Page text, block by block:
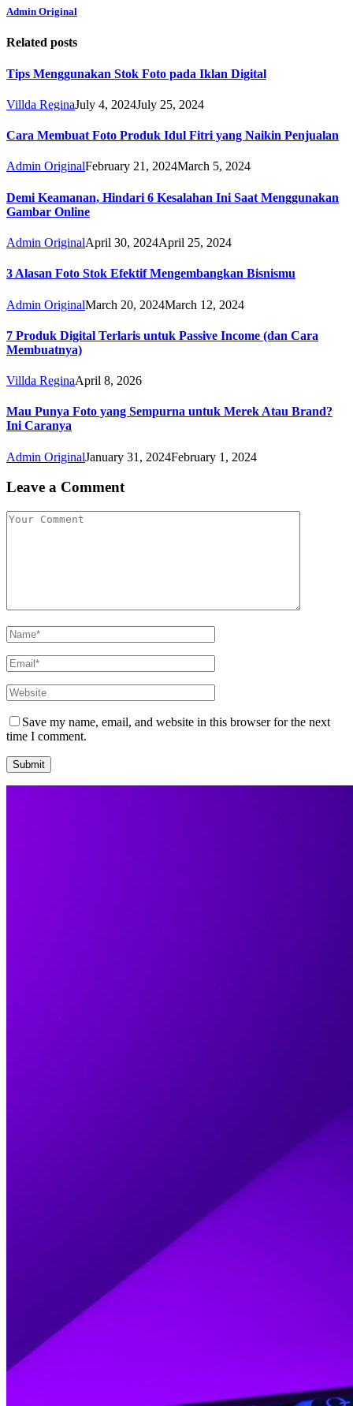
Admin Original
Related posts
Tips Menggunakan Stok Foto pada Iklan Digital
Villda ReginaJuly 4, 2024July 25, 2024
Cara Membuat Foto Produk Idul Fitri yang Naikin Penjualan
Admin OriginalFebruary 21, 2024March 5, 2024
Demi Keamanan, Hindari 6 Kesalahan Ini Saat Menggunakan
Gambar Online
Admin OriginalApril 30, 2024April 25, 2024
3 Alasan Foto Stok Efektif Mengembangkan Bisnismu
Admin OriginalMarch 20, 2024March 12, 2024
7 Produk Digital Terlaris untuk Passive Income (dan Cara
Membuatnya)
Villda ReginaApril 8, 2026
Mau Punya Foto yang Sempurna untuk Merek Atau Brand?
Ini Caranya
Admin OriginalJanuary 31, 2024February 1, 2024
Leave a Comment
Save my name, email, and website in this browser for the next
time I comment.